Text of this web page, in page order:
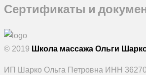
Сертификаты и
© 2019 Школа массажа Ольги
ИП Шарко Ольга Петровна ИНН